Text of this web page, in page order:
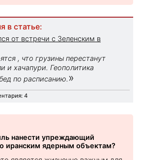
в статье:
от встречи с Зеленским в
, что грузины перестанут
и хачапури. Геополитика
по расписанию. »
4
нанести упреждающий
иранским ядерным объектам?